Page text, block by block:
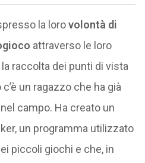
la lorovolontà di
attraverso le loro
raccolta dei punti di vista
un ragazzo che ha già
campo. Ha creato un
un programma utilizzato
piccoli giochi e che, in